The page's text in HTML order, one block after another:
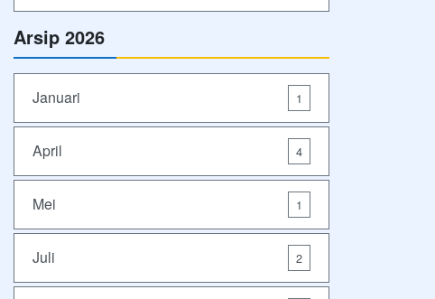
Arsip 2026
Januari 1
April 4
Mei 1
Juli 2